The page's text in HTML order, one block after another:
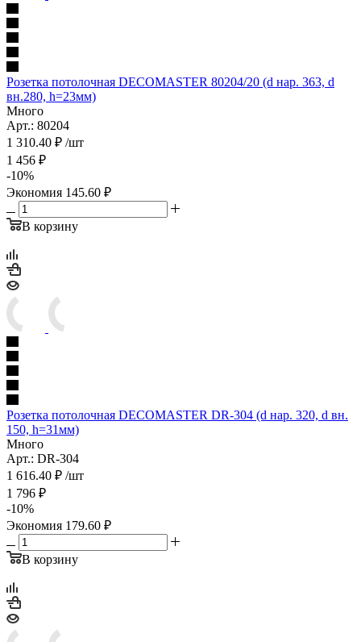
Розетка потолочная DECOMASTER 80204/20 (d нар. 363, d
вн.280, h=23мм)
Много
Арт.: 80204
1 310.40 ₽ /шт
1 456 ₽
-10%
Экономия 145.60 ₽
В корзину
Розетка потолочная DECOMASTER DR-304 (d нар. 320, d вн.
150, h=31мм)
Много
Арт.: DR-304
1 616.40 ₽ /шт
1 796 ₽
-10%
Экономия 179.60 ₽
В корзину